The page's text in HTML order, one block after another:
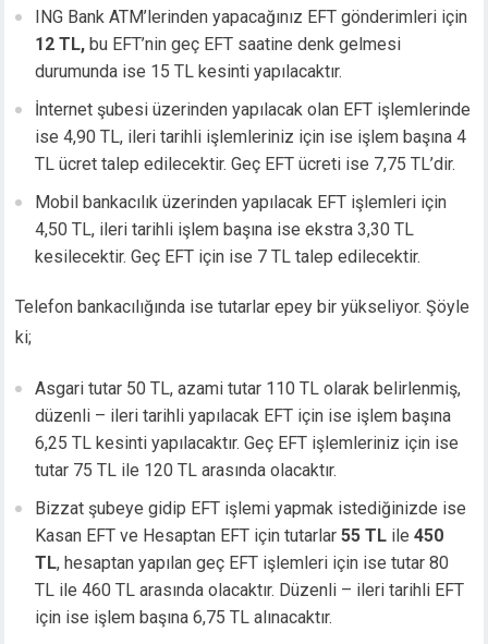
panel
panel
panel
panel
panel
panel
panel
panel
panel
panel
panel
panel
panel
panel
panel
panel
panel
panel
panel
oku
ING Bank ATM’lerinden yapacağınız EFT gönderimleri için
12 TL, bu EFT’nin geç EFT saatine denk gelmesi
durumunda ise 15 TL kesinti yapılacaktır.
İnternet şubesi üzerinden yapılacak olan EFT işlemlerinde
ise 4,90 TL, ileri tarihli işlemleriniz için ise işlem başına 4
TL ücret talep edilecektir. Geç EFT ücreti ise 7,75 TL’dir.
Mobil bankacılık üzerinden yapılacak EFT işlemleri için
4,50 TL, ileri tarihli işlem başına ise ekstra 3,30 TL
kesilecektir. Geç EFT için ise 7 TL talep edilecektir.
Telefon bankacılığında ise tutarlar epey bir yükseliyor. Şöyle
ki;
Asgari tutar 50 TL, azami tutar 110 TL olarak belirlenmiş,
düzenli – ileri tarihli yapılacak EFT için ise işlem başına
6,25 TL kesinti yapılacaktır. Geç EFT işlemleriniz için ise
tutar 75 TL ile 120 TL arasında olacaktır.
Bizzat şubeye gidip EFT işlemi yapmak istediğinizde ise
Kasan EFT ve Hesaptan EFT için tutarlar55 TL ile 450
TL, hesaptan yapılan geç EFT işlemleri için ise tutar 80
TL ile 460 TL arasında olacaktır. Düzenli – ileri tarihli EFT
için ise işlem başına 6,75 TL alınacaktır.